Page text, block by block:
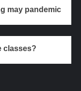
may pandemic
classes?